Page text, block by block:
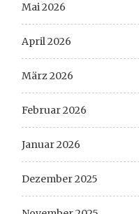
Mai 2026
April 2026
März 2026
Februar 2026
Januar 2026
Dezember 2025